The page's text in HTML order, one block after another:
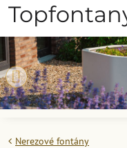
Nerezové fontány